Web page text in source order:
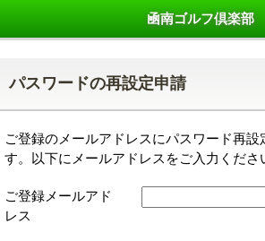
凾南ゴルフ倶楽部
パスワードの再設定申請
ご登録のメールアドレスにパスワード再設
す。以下にメールアドレスをご入力くださ
ご登録メールアド
レス